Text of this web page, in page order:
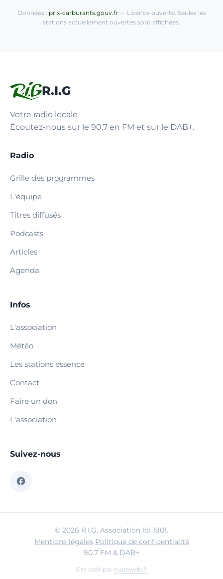
Données : prix-carburants.gouv.fr— Licence ouverte. Seules les
stations actuellement ouvertes sont affichées.
R.I.G
Votre radio locale
Écoutez-nous sur le 90.7 en FM et sur le DAB+.
Radio
Grille des programmes
L'équipe
Titres diffusés
Podcasts
Articles
Agenda
Infos
L'association
Météo
Les stations essence
Contact
Faire un don
L'association
Suivez-nous
© 2026 R.I.G. Association loi 1901.
Mentions légales·Politique de confidentialité
90.7 FM & DAB+
Site créé par cubeweb.fr